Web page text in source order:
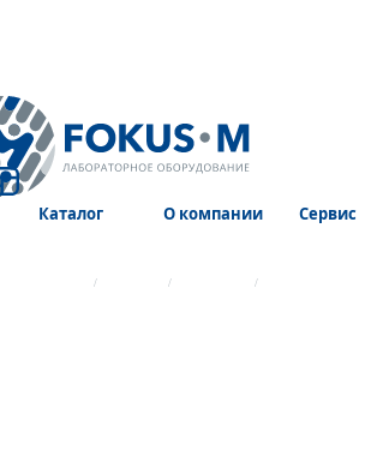
Каталог О компании Сервис